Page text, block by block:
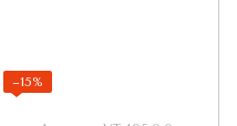
−15%